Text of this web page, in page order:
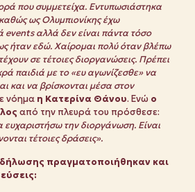
που συμμετείχα. Εντυπωσιάστηκα
ως Ολυμπιονίκης έχω
eventsαλλά δεν είναι πάντα τόσο
ήταν εδώ. Χαίρομαι πολύ όταν βλέπω
σε τέτοιες διοργανώσεις. Πρέπει
παιδιά με το «ευ αγωνίζεσθε» να
και να βρίσκονται μέσα στον
νόημα η Κατερίνα Θάνου. Ενώ ο
από την πλευρά του πρόσθεσε:
την διοργάνωση. Είναι
τέτοιες δράσεις».
πραγματοποιήθηκαν και